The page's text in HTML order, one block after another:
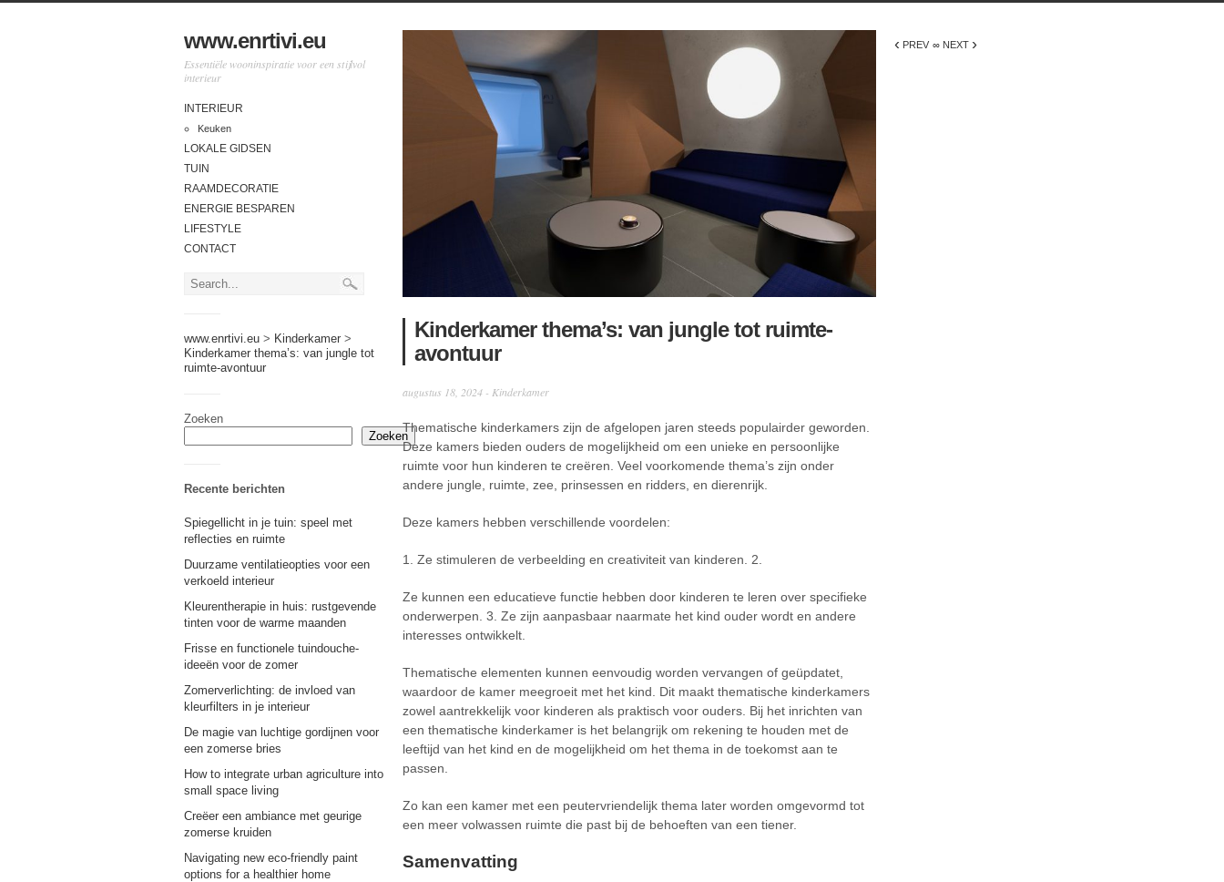
www.enrtivi.eu
Essentiële wooninspiratie voor een stijlvol
interieur
INTERIEUR
Keuken
LOKALE GIDSEN
TUIN
RAAMDECORATIE
ENERGIE BESPAREN
LIFESTYLE
CONTACT
www.enrtivi.eu > Kinderkamer >
Kinderkamer thema’s: van jungle tot
ruimte-avontuur
Zoeken
Zoeken
Recente berichten
Spiegellicht in je tuin: speel met
reflecties en ruimte
Duurzame ventilatieopties voor een
verkoeld interieur
Kleurentherapie in huis: rustgevende
tinten voor de warme maanden
Frisse en functionele tuindouche-
ideeën voor de zomer
Zomerverlichting: de invloed van
kleurfilters in je interieur
De magie van luchtige gordijnen voor
een zomerse bries
How to integrate urban agriculture into
small space living
Creëer een ambiance met geurige
zomerse kruiden
Navigating new eco-friendly paint
options for a healthier home
Kinderkamer thema’s: van jungle tot ruimte-
avontuur
augustus 18, 2024 - Kinderkamer
Thematische kinderkamers zijn de afgelopen jaren steeds populairder geworden.
Deze kamers bieden ouders de mogelijkheid om een unieke en persoonlijke
ruimte voor hun kinderen te creëren. Veel voorkomende thema’s zijn onder
andere jungle, ruimte, zee, prinsessen en ridders, en dierenrijk.
Deze kamers hebben verschillende voordelen:
1. Ze stimuleren de verbeelding en creativiteit van kinderen. 2.
Ze kunnen een educatieve functie hebben door kinderen te leren over specifieke
onderwerpen. 3. Ze zijn aanpasbaar naarmate het kind ouder wordt en andere
interesses ontwikkelt.
Thematische elementen kunnen eenvoudig worden vervangen of geüpdatet,
waardoor de kamer meegroeit met het kind. Dit maakt thematische kinderkamers
zowel aantrekkelijk voor kinderen als praktisch voor ouders. Bij het inrichten van
een thematische kinderkamer is het belangrijk om rekening te houden met de
leeftijd van het kind en de mogelijkheid om het thema in de toekomst aan te
passen.
Zo kan een kamer met een peutervriendelĳk thema later worden omgevormd tot
een meer volwassen ruimte die past bij de behoeften van een tiener.
Samenvatting
‹ PREV ∞ NEXT ›